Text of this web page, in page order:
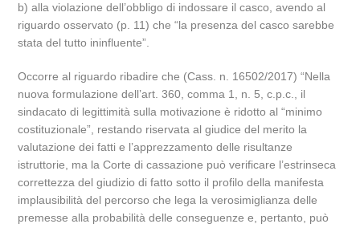
b) alla violazione dell’obbligo di indossare il casco, avendo al
riguardo osservato (p. 11) che “la presenza del casco sarebbe
stata del tutto ininfluente”.
Occorre al riguardo ribadire che (Cass. n. 16502/2017) “Nella
nuova formulazione dell’art. 360, comma 1, n. 5, c.p.c., il
sindacato di legittimità sulla motivazione è ridotto al “minimo
costituzionale”, restando riservata al giudice del merito la
valutazione dei fatti e l’apprezzamento delle risultanze
istruttorie, ma la Corte di cassazione può verificare l’estrinseca
correttezza del giudizio di fatto sotto il profilo della manifesta
implausibilità del percorso che lega la verosimiglianza delle
premesse alla probabilità delle conseguenze e, pertanto, può